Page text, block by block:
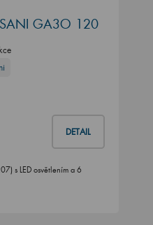
GA3O 120
DETAIL
s LED osvětlením a 6